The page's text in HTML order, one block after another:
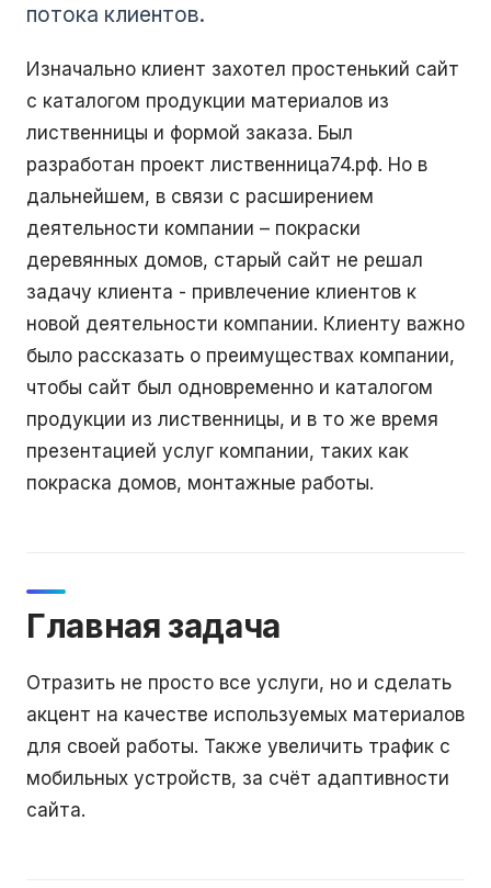
потока клиентов.
Изначально клиент захотел простенький сайт
с каталогом продукции материалов из
лиственницы и формой заказа. Был
разработан проект лиственница74.рф. Но в
дальнейшем, в связи с расширением
деятельности компании – покраски
деревянных домов, старый сайт не решал
задачу клиента - привлечение клиентов к
новой деятельности компании. Клиенту важно
было рассказать о преимуществах компании,
чтобы сайт был одновременно и каталогом
продукции из лиственницы, и в то же время
презентацией услуг компании, таких как
покраска домов, монтажные работы.
Главная задача
Отразить не просто все услуги, но и сделать
акцент на качестве используемых материалов
для своей работы. Также увеличить трафик с
мобильных устройств, за счёт адаптивности
сайта.